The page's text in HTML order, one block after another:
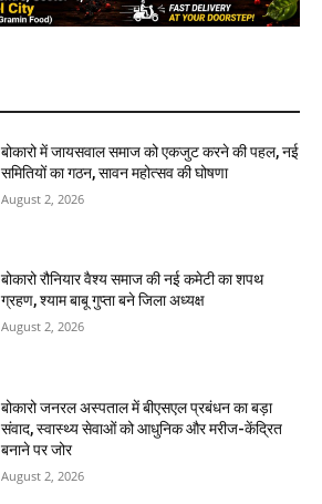
बोकारो में जायसवाल समाज को एकजुट करने की पहल, नई
समितियों का गठन, सावन महोत्सव की घोषणा
August 2, 2026
बोकारो रौनियार वैश्य समाज की नई कमेटी का शपथ
ग्रहण, श्याम बाबू गुप्ता बने जिला अध्यक्ष
August 2, 2026
बोकारो जनरल अस्पताल में बीएसएल प्रबंधन का बड़ा
संवाद, स्वास्थ्य सेवाओं को आधुनिक और मरीज-केंद्रित
बनाने पर जोर
August 2, 2026